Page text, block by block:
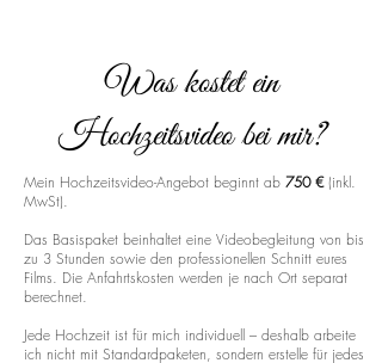
Was kostet ein
Hochzeitsvideo bei mir?
Mein Hochzeitsvideo-Angebot beginnt ab 750 € (inkl.
MwSt).
Das Basispaket beinhaltet eine Videobegleitung von bis
zu 3 Stunden sowie den professionellen Schnitt eures
Films. Die Anfahrtskosten werden je nach Ort separat
berechnet.
Jede Hochzeit ist für mich individuell – deshalb arbeite
ich nicht mit Standardpaketen, sondern erstelle für jedes